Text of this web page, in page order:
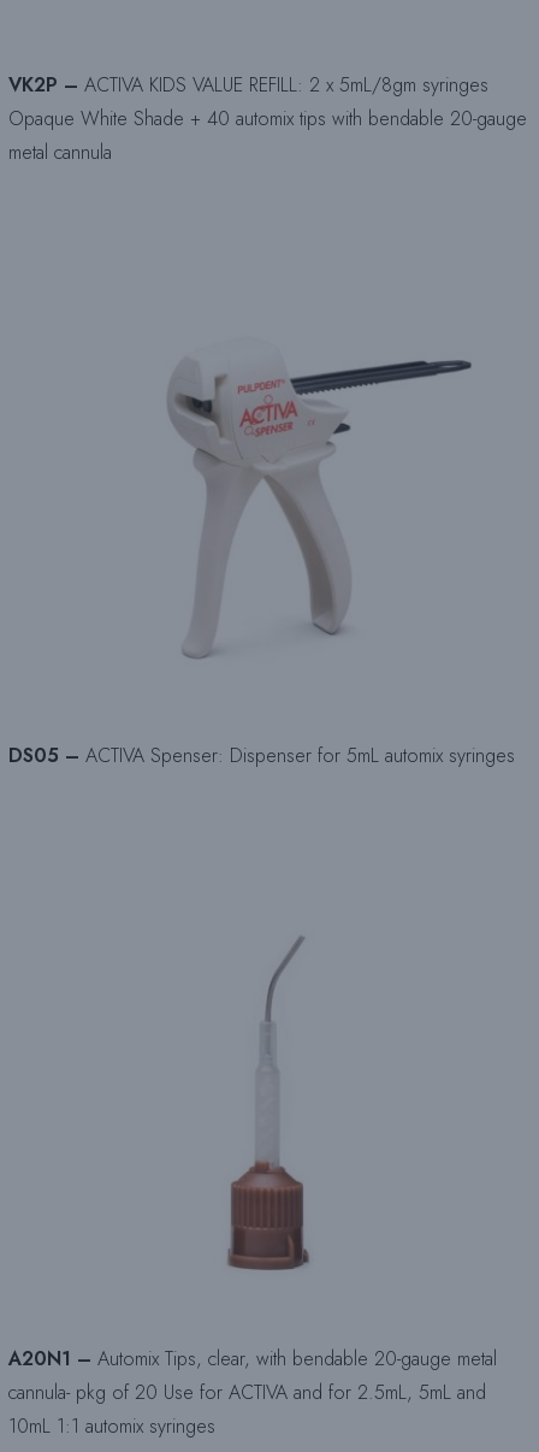
VK2P – ACTIVA KIDS VALUE REFILL: 2 x 5mL/8gm syringes
Opaque White Shade + 40 automix tips with bendable 20-gauge
metal cannula
DS05 – ACTIVA Spenser: Dispenser for 5mL automix syringes
A20N1 – Automix Tips, clear, with bendable 20-gauge metal
cannula- pkg of 20 Use for ACTIVA and for 2.5mL, 5mL and
10mL 1:1 automix syringes